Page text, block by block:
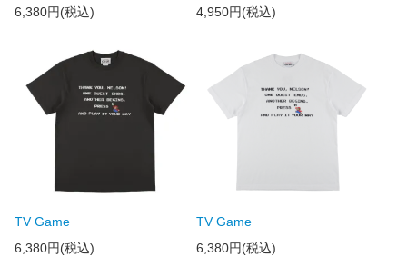
6,380円(税込)
4,950円(税込)
TV Game
6,380円(税込)
TV Game
6,380円(税込)